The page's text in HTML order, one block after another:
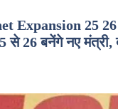
Expansion 25
बनेंगे नए मंत्री,